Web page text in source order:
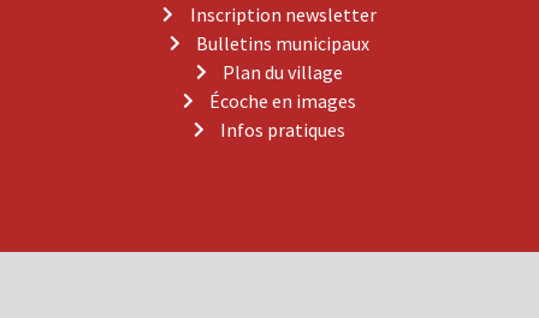
Inscription newsletter
Bulletins municipaux
Plan du village
Écoche en images
Infos pratiques